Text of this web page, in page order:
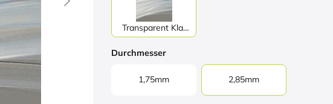
Transparent Klar
(transparent clear)
Durchmesser
1,75mm 2,85mm